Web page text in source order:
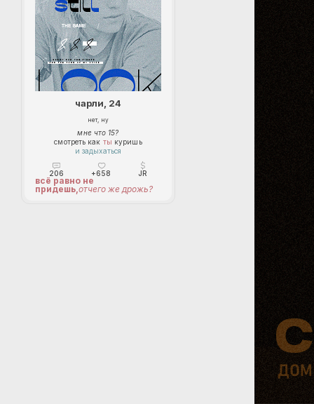
чарли, 24
нет, ну
мне что 15?
смотреть как ты куришь
и задыхаться
206 +658 JR
всё равно не
придешь,отчего же дрожь?